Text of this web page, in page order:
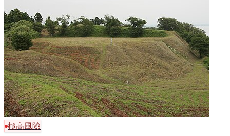
極高風險